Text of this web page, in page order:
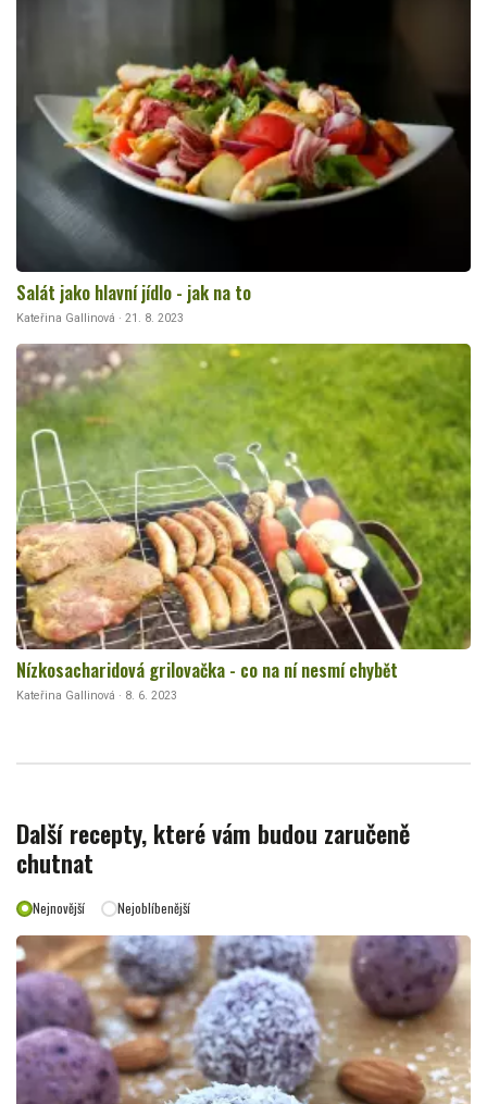
Salát jako hlavní jídlo - jak na to
Kateřina Gallinová · 21. 8. 2023
Nízkosacharidová grilovačka - co na ní nesmí chybět
Kateřina Gallinová · 8. 6. 2023
Další recepty, které vám budou zaručeně
chutnat
Nejnovější Nejoblíbenější